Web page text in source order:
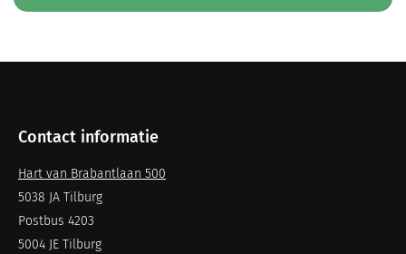
Contact informatie
Hart van Brabantlaan 500
5038 JA Tilburg
Postbus 4203
5004 JE Tilburg